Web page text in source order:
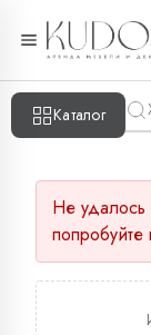
Каталог
Не удалось